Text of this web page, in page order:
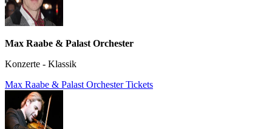
Max Raabe & Palast Orchester
Konzerte - Klassik
Max Raabe & Palast Orchester Tickets